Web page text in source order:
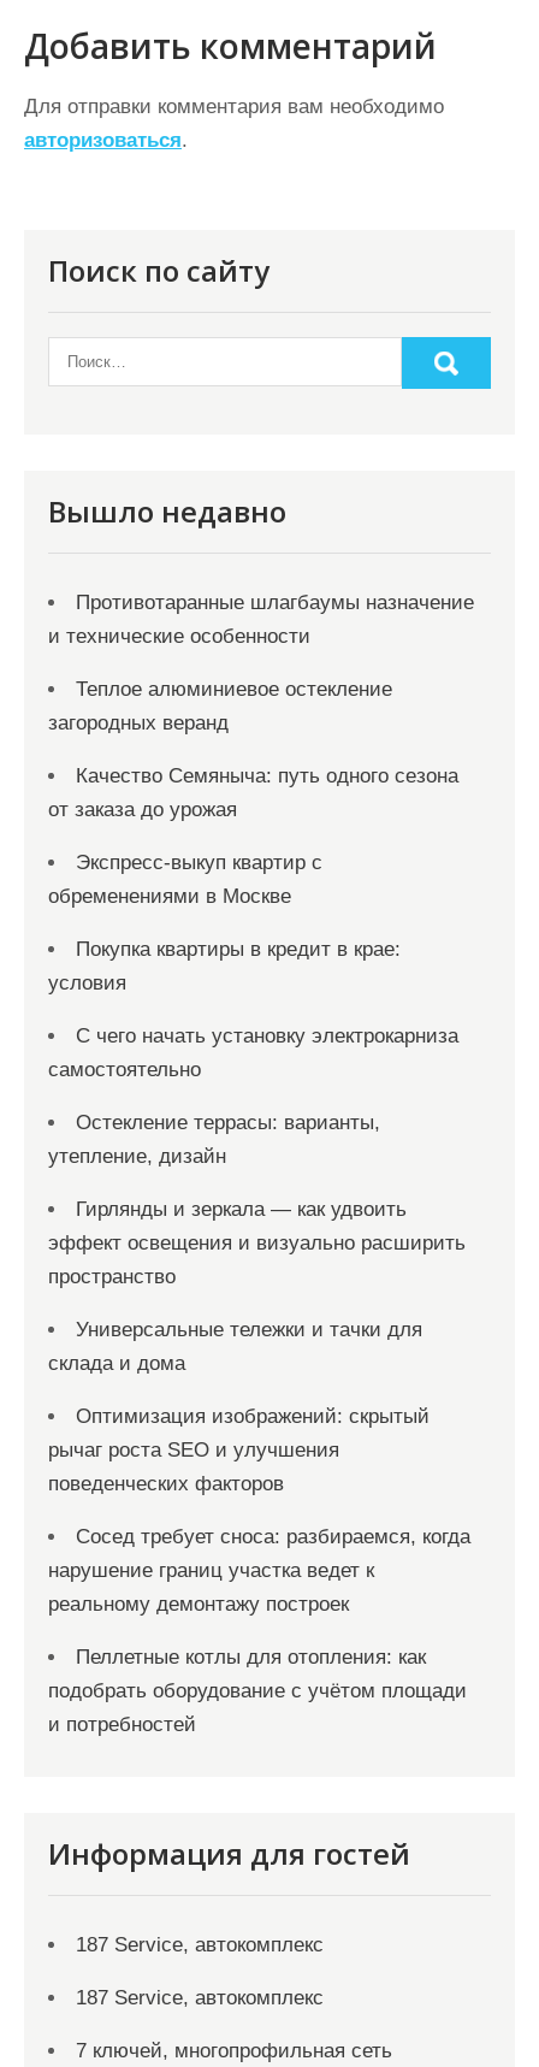
г
а
ц
и
м
Добавить комментарий
Для отправки комментария вам необходимо
авторизоваться.
Поиск по сайту
Вышло недавно
Противотаранные шлагбаумы назначение
и технические особенности
Теплое алюминиевое остекление
загородных веранд
Качество Семяныча: путь одного сезона
от заказа до урожая
Экспресс-выкуп квартир с
обременениями в Москве
Покупка квартиры в кредит в крае:
условия
С чего начать установку электрокарниза
самостоятельно
Остекление террасы: варианты,
утепление, дизайн
Гирлянды и зеркала — как удвоить
эффект освещения и визуально расширить
пространство
Универсальные тележки и тачки для
склада и дома
Оптимизация изображений: скрытый
рычаг роста SEO и улучшения
поведенческих факторов
Сосед требует сноса: разбираемся, когда
нарушение границ участка ведет к
реальному демонтажу построек
Пеллетные котлы для отопления: как
подобрать оборудование с учётом площади
и потребностей
Информация для гостей
187 Service, автокомплекс
187 Service, автокомплекс
7 ключей, многопрофильная сеть